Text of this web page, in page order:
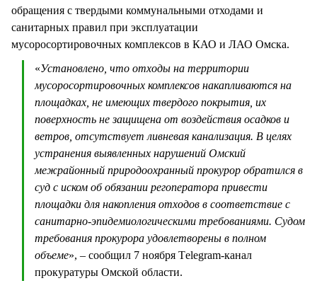
обращения с твердыми коммунальными отходами и
санитарных правил при эксплуатации
мусоросортировочных комплексов в КАО и ЛАО Омска.
«Установлено, что отходы на территории
мусоросортировочных комплексов накапливаются на
площадках, не имеющих твердого покрытия, их
поверхность не защищена от воздействия осадков и
ветров, отсутствует ливневая канализация. В целях
устранения выявленных нарушений Омский
межрайонный природоохранный прокурор обратился в
суд с иском об обязании регоператора привести
площадки для накопления отходов в соответствие с
санитарно-эпидемиологическими требованиями. Судом
требования прокурора удовлетворены в полном
объеме», – сообщил 7 ноября Тelegram-канал
прокуратуры Омской области.